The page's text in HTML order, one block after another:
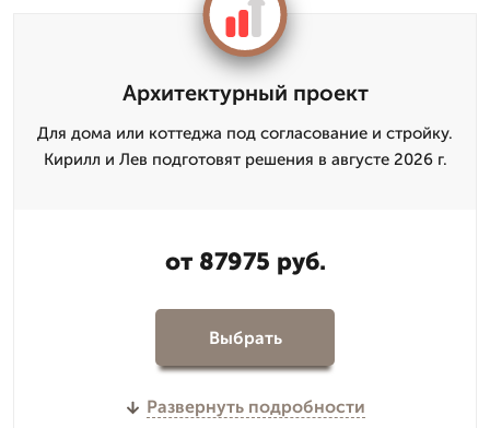
Архитектурный проект
Для дома или коттеджа под согласование и стройку.
Кирилл и Лев подготовят решения в августе 2026 г.
от 87975 руб.
Выбрать
Развернуть подробности